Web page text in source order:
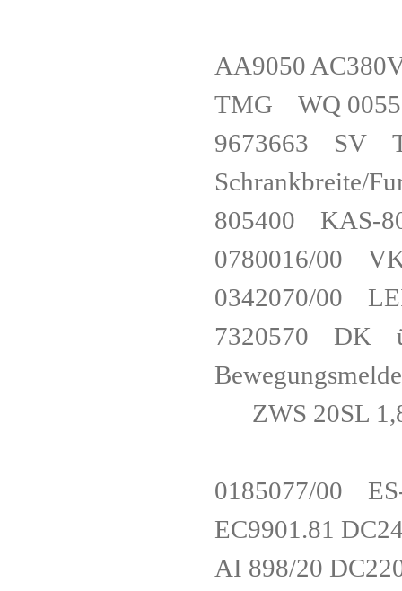
AA9050
TMG WQ
9673663 SV
Schrankbreite/
805400
0780016/00
0342070/00
7320570 DK
ZWS 20SL
0185077/00
EC9901.81
AI 898/20